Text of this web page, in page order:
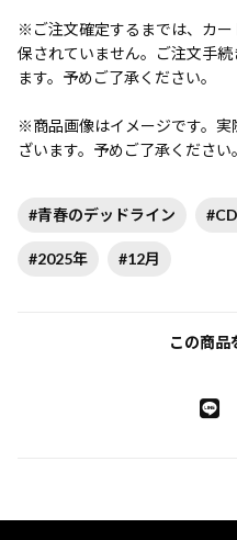
※ご注文確定するまでは、カ
保されていません。ご注文手
ます。予めご了承ください。
※商品画像はイメージです。
ざいます。予めご了承ください。
#青春のデッドライン
#2025年 #12月
この商品